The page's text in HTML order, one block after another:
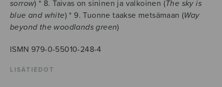
sorrow) * 8. Taivas on sininen ja valkoinen (The sky is
blue and white) * 9. Tuonne taakse metsämaan (Way
beyond the woodlands green)
ISMN 979-0-55010-248-4
LISÄTIEDOT